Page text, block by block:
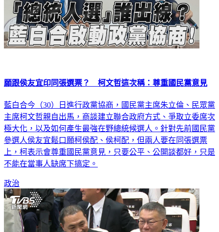
願跟侯友宜印同張選票？ 柯文哲這次稱：尊重國民黨意見
藍白合今（30）日進行政黨協商，國民黨主席朱立倫、民眾黨
主席柯文哲親自出馬，商談建立聯合政府方式、爭取立委席次
極大化，以及如何產生最強在野總統候選人。針對先前國民黨
參選人侯友宜鬆口願柯侯配、侯柯配，但兩人要在同張選票
上，柯表示會尊重國民黨意見，只要公平、公開談都好，只是
不能在當事人缺席下搞定。
政治